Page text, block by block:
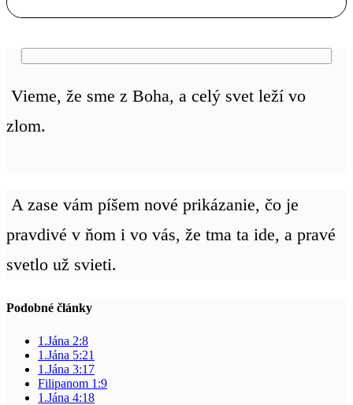
Vieme, že sme z Boha, a celý svet leží vo
zlom.
A zase vám píšem nové prikázanie, čo je
pravdivé v ňom i vo vás, že tma ta ide, a pravé
svetlo už svieti.
Podobné články
1.Jána 2:8
1.Jána 5:21
1.Jána 3:17
Filipanom 1:9
1.Jána 4:18